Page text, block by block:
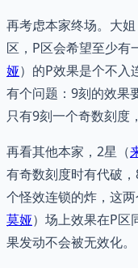
再考虑本家终场。大姐
区，P区会希望至少有
娅）的P效果是个不入
有个问题：9刻的效果
只有9刻一个奇数刻度
再看其他本家，2星（
有奇数刻度时有代破，
个怪效连锁的炸，这
莫娅）场上效果在P区
果发动不会被无效化。